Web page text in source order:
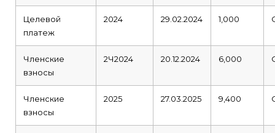
Целевой
платеж
2024 29.02.2024 1,000
Членские
взносы
2Ч2024 20.12.2024 6,000
Членские
взносы
2025 27.03.2025 9,400